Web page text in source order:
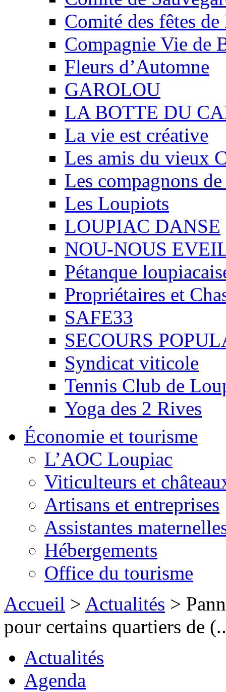
Comité des fêtes
Compagnie Vie de
Fleurs d’Automne
GAROLOU
LA BOTTE DU
La vie est créative
Les amis du vieux
Les compagnons
Les Loupiots
LOUPIAC DANSE
NOU-NOUS
Pétanque
Propriétaires et
SAFE33
SECOURS
Syndicat viticole
Tennis Club de
Yoga des 2 Rives
Économie et tourisme
L’AOC Loupiac
Viticulteurs et
Artisans et entreprises
Assistantes
Hébergements
Office du tourisme
Accueil > Actualités >
pour certains quartiers de
Actualités
Agenda